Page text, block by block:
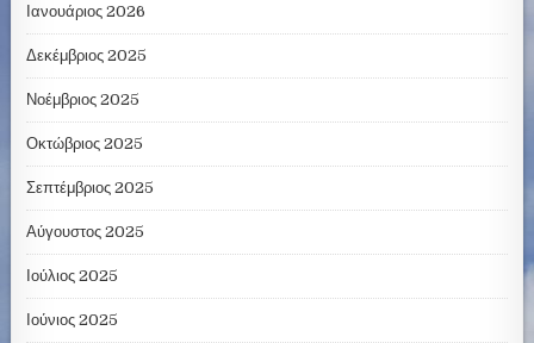
Ιανουάριος 2026
Δεκέμβριος 2025
Νοέμβριος 2025
Οκτώβριος 2025
Σεπτέμβριος 2025
Αύγουστος 2025
Ιούλιος 2025
Ιούνιος 2025